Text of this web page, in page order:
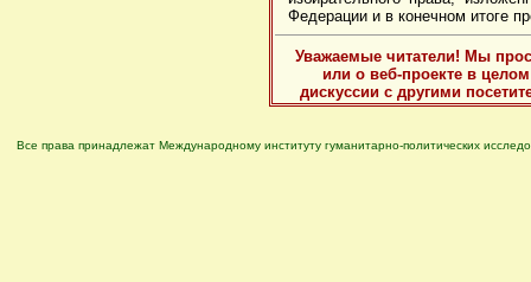
Федерации и в конечном итоге
Уважаемые читатели! Мы
или о веб-проекте в
дискуссии с другими
Все права принадлежат Международному институту гуманитарно-политических